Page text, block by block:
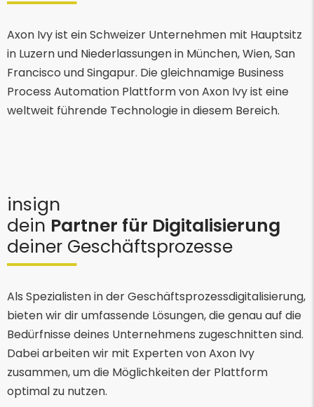
Axon Ivy ist ein Schweizer Unternehmen mit Hauptsitz
in Luzern und Niederlassungen in München, Wien, San
Francisco und Singapur. Die gleichnamige Business
Process Automation Plattform von Axon Ivy ist eine
weltweit führende Technologie in diesem Bereich.
insign
dein Partner für Digitalisierung
deiner Geschäftsprozesse
Als Spezialisten in der Geschäftsprozessdigitalisierung,
bieten wir dir umfassende Lösungen, die genau auf die
Bedürfnisse deines Unternehmens zugeschnitten sind.
Dabei arbeiten wir mit Experten von Axon Ivy
zusammen, um die Möglichkeiten der Plattform
optimal zu nutzen.